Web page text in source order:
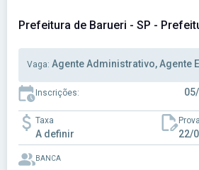
Prefeitura de Barueri - SP -
Vaga: Agente Administrativo, Agente
Inscrições:
Taxa
A definir
Prova
22/
BANCA